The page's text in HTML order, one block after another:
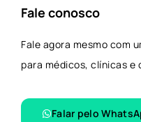
Fale conosco
Fale agora mesmo com
para médicos, clínicas e
Falar pelo